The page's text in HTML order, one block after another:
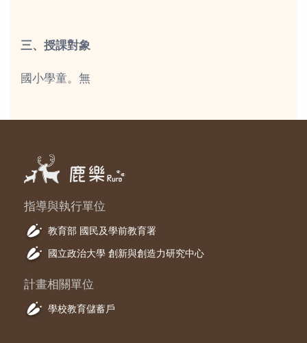
三、授課對象
國小學童。無
指導與執行單位
教育部 國民及學前教育署
國立政治大學 創新與創造力研究中心
計畫相關單位
學校教育儲蓄戶